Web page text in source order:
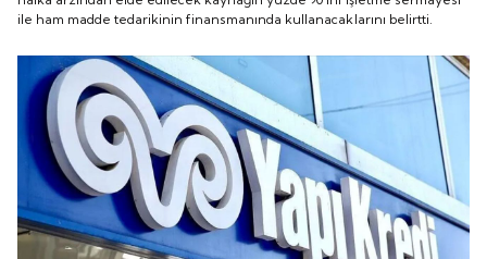
belirtti.
ile ham madde tedarikinin finansmanında kullanacaklarını belirtti.